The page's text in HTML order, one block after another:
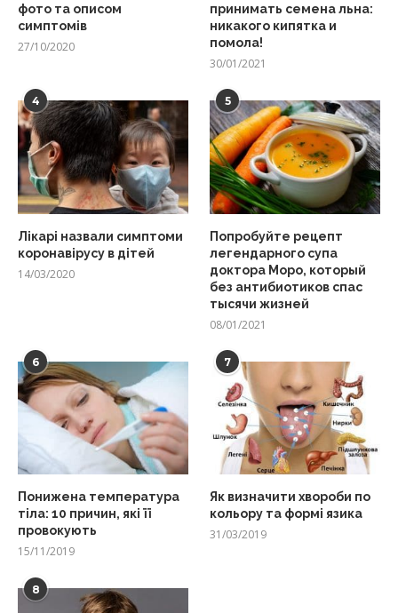
фото та описом
симптомів
27/10/2020
принимать семена льна:
никакого кипятка и
помола!
30/01/2021
4
Лікарі назвали симптоми
коронавірусу в дітей
14/03/2020
5
Попробуйте рецепт
легендарного супа
доктора Моро, который
без антибиотиков спас
тысячи жизней
08/01/2021
6
Понижена температура
тіла: 10 причин, які її
провокують
15/11/2019
7
Як визначити хвороби по
кольору та формі язика
31/03/2019
8